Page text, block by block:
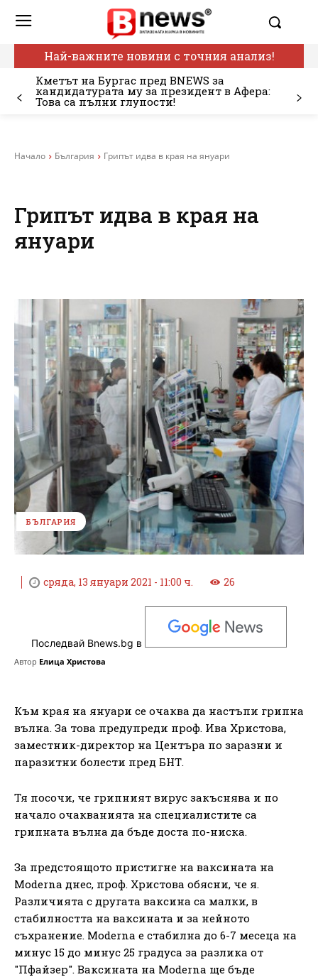
Най-важните новини с точния анализ!
Кметът на Бургас пред BNEWS за
кандидатурата му за президент в Афера:
Това са пълни глупости!
Начало България Грипът идва в края на януари
Грипът идва в края на
януари
БЪЛГАРИЯ
сряда, 13 януари 2021 - 11:00 ч. 26
Последвай Bnews.bg в
Автор Елица Христова
Към края на януари се очаква да настъпи грипна
вълна. За това предупреди проф. Ива Христова,
заместник-директор на Центъра по заразни и
паразитни болести пред БНТ.
Тя посочи, че грипният вирус закъснява и по
начало очакванията на специалистите са
грипната вълна да бъде доста по-ниска.
За предстоящото пристигне на ваксината на
Moderna днес, проф. Христова обясни, че я.
Различията с другата ваксина са малки, в
стабилността на ваксината и за нейното
съхранение. Moderna е стабилна до 6-7 месеца на
минус 15 до минус 25 градуса за разлика от
"Пфайзер". Ваксината на Moderna ще бъде